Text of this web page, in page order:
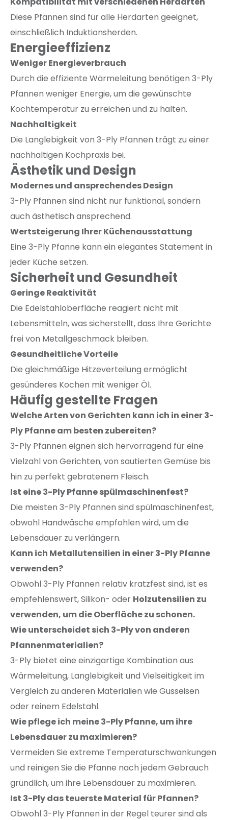
Diese Pfannen sind für alle Herdarten geeignet,
einschließlich Induktionsherden.
Energieeffizienz
Weniger Energieverbrauch
Durch die effiziente Wärmeleitung benötigen 3-Ply
Pfannen weniger Energie, um die gewünschte
Kochtemperatur zu erreichen und zu halten.
Nachhaltigkeit
Die Langlebigkeit von 3-Ply Pfannen trägt zu einer
nachhaltigen Kochpraxis bei.
Ästhetik und Design
Modernes und ansprechendes Design
3-Ply Pfannen sind nicht nur funktional, sondern
auch ästhetisch ansprechend.
Wertsteigerung Ihrer Küchenausstattung
Eine 3-Ply Pfanne kann ein elegantes Statement in
jeder Küche setzen.
Sicherheit und Gesundheit
Geringe Reaktivität
Die Edelstahloberfläche reagiert nicht mit
Lebensmitteln, was sicherstellt, dass Ihre Gerichte
frei von Metallgeschmack bleiben.
Gesundheitliche Vorteile
Die gleichmäßige Hitzeverteilung ermöglicht
gesünderes Kochen mit weniger Öl.
Häufig gestellte Fragen
Welche Arten von Gerichten kann ich in einer 3-
Ply Pfanne am besten zubereiten?
3-Ply Pfannen eignen sich hervorragend für eine
Vielzahl von Gerichten, von sautierten Gemüse bis
hin zu perfekt gebratenem Fleisch.
Ist eine 3-Ply Pfanne spülmaschinenfest?
Die meisten 3-Ply Pfannen sind spülmaschinenfest,
obwohl Handwäsche empfohlen wird, um die
Lebensdauer zu verlängern.
Kann ich Metallutensilien in einer 3-Ply Pfanne
verwenden?
Obwohl 3-Ply Pfannen relativ kratzfest sind, ist es
empfehlenswert, Silikon- oder Holzutensilien zu
verwenden, um die Oberfläche zu schonen.
Wie unterscheidet sich 3-Ply von anderen
Pfannenmaterialien?
3-Ply bietet eine einzigartige Kombination aus
Wärmeleitung, Langlebigkeit und Vielseitigkeit im
Vergleich zu anderen Materialien wie Gusseisen
oder reinem Edelstahl.
Wie pflege ich meine 3-Ply Pfanne, um ihre
Lebensdauer zu maximieren?
Vermeiden Sie extreme Temperaturschwankungen
und reinigen Sie die Pfanne nach jedem Gebrauch
gründlich, um ihre Lebensdauer zu maximieren.
Ist 3-Ply das teuerste Material für Pfannen?
Obwohl 3-Ply Pfannen in der Regel teurer sind als